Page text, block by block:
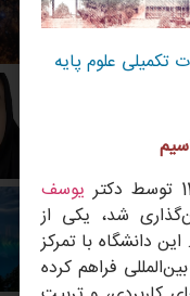
که
تشکیل داده باشد. وجود یک
زمین
تکمیلی علوم پایه
یوسف
شد، یکی از
دانشگاه با تمرکز
فراهم کرده